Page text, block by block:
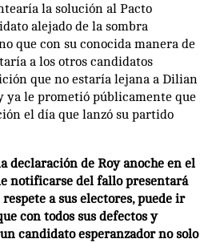
la solución al Pacto
alejado de la sombra
que con su conocida manera de
a los otros candidatos
que no estaría lejana a Dilian
ya le prometió públicamente que
el día que lanzó su partido
declaración de Roy anoche en el
notificarse del fallo presentará
a sus electores, puede ir
con todos sus defectos y
candidato esperanzador no solo